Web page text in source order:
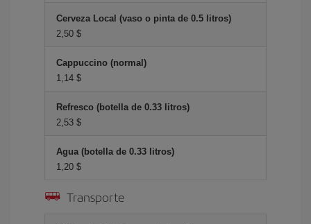
Cerveza Local (vaso o pinta de 0.5 litros)
2,50 $
Cappuccino (normal)
1,14 $
Refresco (botella de 0.33 litros)
2,53 $
Agua (botella de 0.33 litros)
1,20 $
Transporte